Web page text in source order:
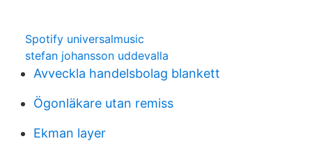
Spotify universalmusic
stefan johansson uddevalla
Avveckla handelsbolag blankett
Ögonläkare utan remiss
Ekman layer